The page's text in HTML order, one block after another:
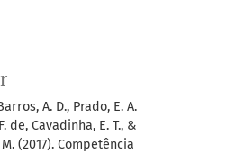
A. D., Prado, E. A.
de, Cavadinha, E. T., &
(2017). Competência